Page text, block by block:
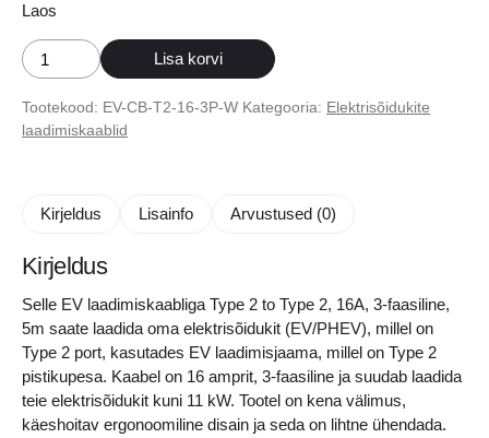
Laos
Elektriauto
laadimiskaabel
Type
2
16A,
faasiline,
kogus
Lisa korvi
Tootekood: EV-CB-T2-16-3P-W Kategooria: Elektrisõidukite
laadimiskaablid
Kirjeldus Lisainfo Arvustused (0)
Kirjeldus
Selle EV laadimiskaabliga Type 2 to Type 2, 16A, 3-faasiline,
5m saate laadida oma elektrisõidukit (EV/PHEV), millel on
Type 2 port, kasutades EV laadimisjaama, millel on Type 2
pistikupesa. Kaabel on 16 amprit, 3-faasiline ja suudab laadida
teie elektrisõidukit kuni 11 kW. Tootel on kena välimus,
käeshoitav ergonoomiline disain ja seda on lihtne ühendada.